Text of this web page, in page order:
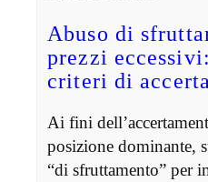
Abuso di
prezzi
criteri di
Ai fini
posizione dominante,
“di sfruttamento” per